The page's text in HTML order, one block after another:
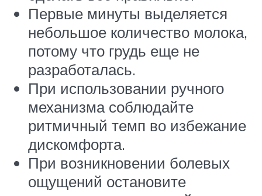
Первые минуты выделяется
небольшое количество молока,
потому что грудь еще не
разработалась.
При использовании ручного
механизма соблюдайте
ритмичный темп во избежание
дискомфорта.
При возникновении болевых
ощущений остановите